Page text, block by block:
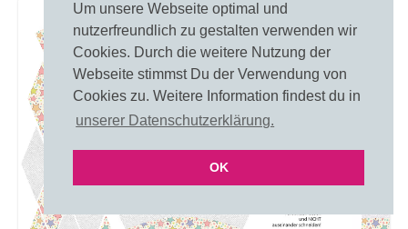
Um unsere Webseite optimal und
nutzerfreundlich zu gestalten verwenden wir
Cookies. Durch die weitere Nutzung der
Webseite stimmst Du der Verwendung von
Cookies zu. Weitere Information findest du in
unserer Datenschutzerklärung.
OK